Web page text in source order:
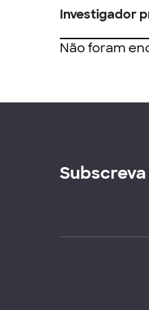
Investigador
Não foram